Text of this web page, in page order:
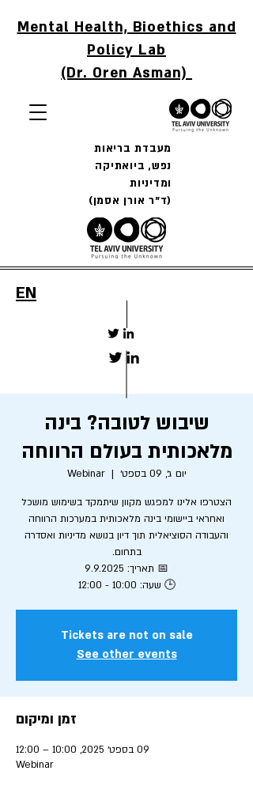
מעבדת בריאות
נפש, ביואתיקה
ומדיניות
(ד"ר אורן אסמן)
Mental Health, Bioethics and
Policy Lab
(Dr. Oren Asman)
EN
שיבוש לטובה? בינה
מלאכותית בעולם הרווחה
יום ג׳, 09 בספט׳
  |
Webinar
הצטרפו אלינו למפגש מקוון שיתמקד בשימוש מושכל
ואחראי ביישומי בינה מלאכותית במערכות הרווחה
והעבודה הסוציאלית תוך דיון בנושא מדיניות ואסדרה
🕒 שעה: 10:00 - 12:00
Tickets are not on sale
See other events
זמן ומיקום
09 בספט׳ 2025, 10:00 – 12:00
Webinar